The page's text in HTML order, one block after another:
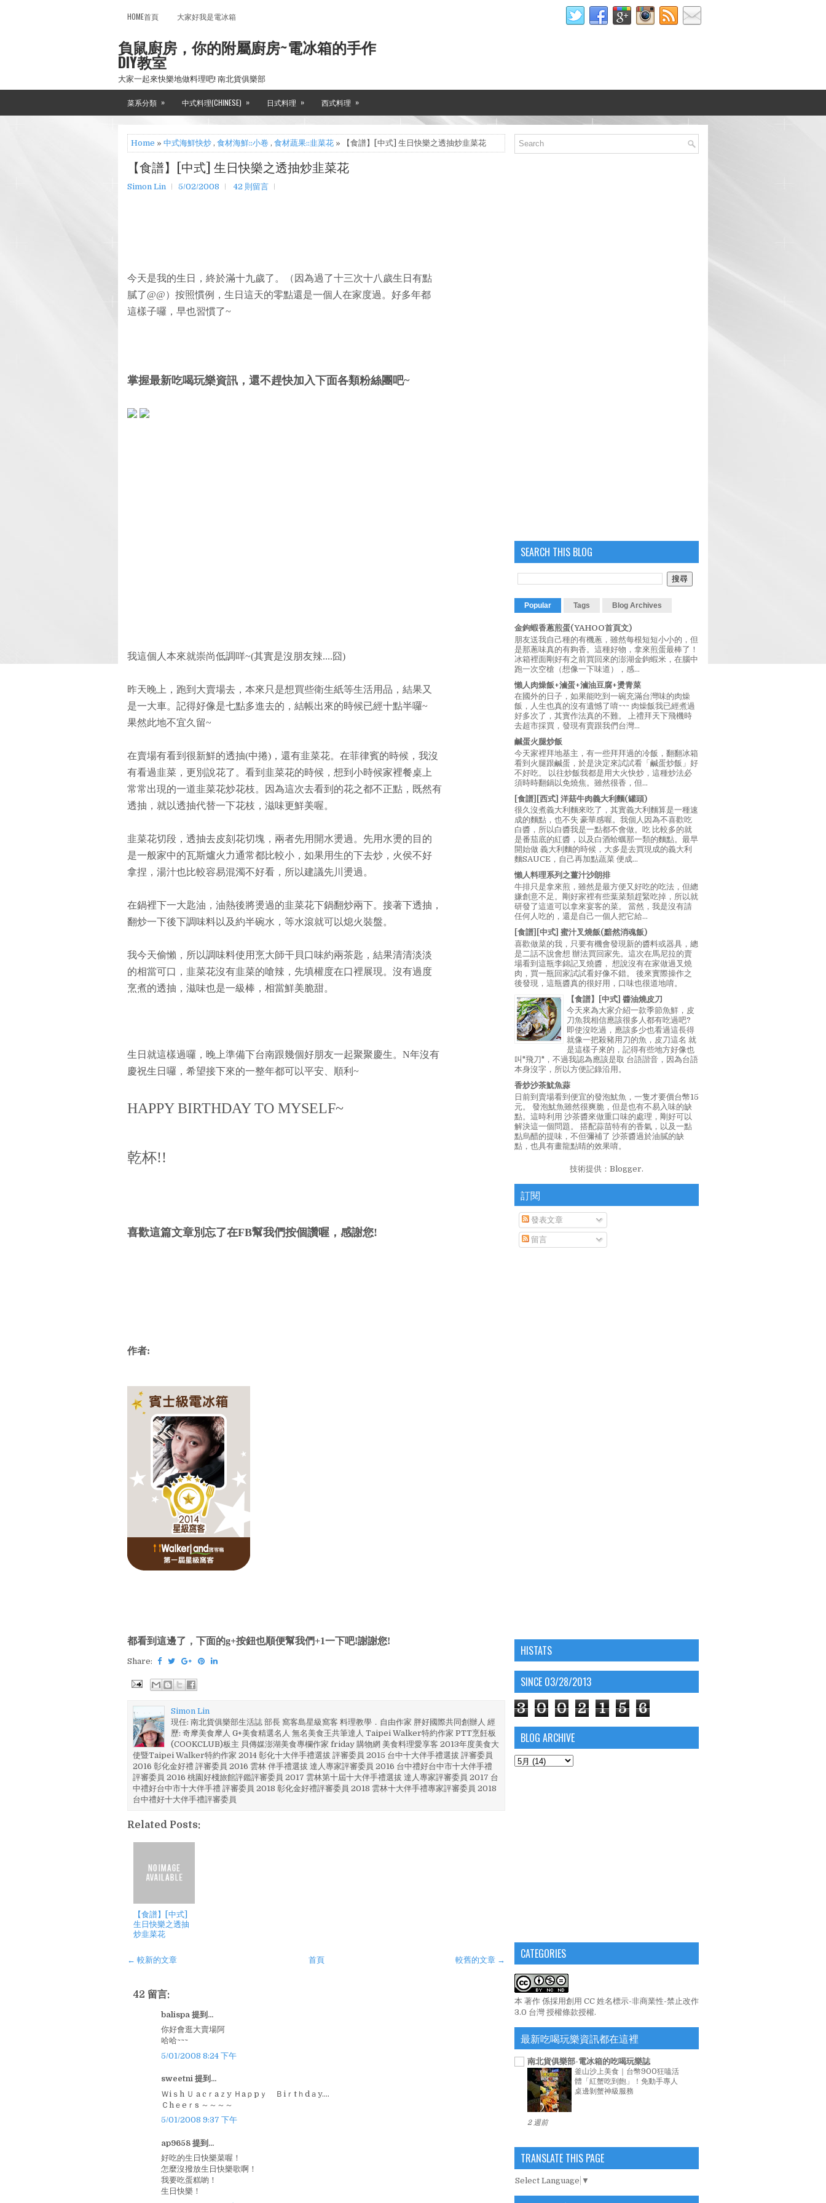
HOME首頁 大家好我是電冰箱
負鼠廚房，你的附屬廚房~電冰箱的手作
DIY教室
大家一起來快樂地做料理吧! 南北貨俱樂部
菜系分類 » 中式料理(CHINESE) » 日式料理 » 西式料理 »
Home » 中式海鮮快炒 , 食材海鮮::小卷 , 食材蔬果::韭菜花 » 【食譜】[中式] 生日快樂之透抽炒韭菜花
【食譜】[中式] 生日快樂之透抽炒韭菜花
Simon Lin 5/02/2008 42 則留言
今天是我的生日，終於滿十九歲了。（因為過了十三次十八歲生日有點
膩了@@）按照慣例，生日這天的零點還是一個人在家度過。好多年都
這樣子囉，早也習慣了~
掌握最新吃喝玩樂資訊，還不趕快加入下面各類粉絲團吧~
我這個人本來就崇尚低調咩~(其實是沒朋友辣....囧)
昨天晚上，跑到大賣場去，本來只是想買些衛生紙等生活用品，結果又
是一大車。記得好像是七點多進去的，結帳出來的時候已經十點半囉~
果然此地不宜久留~
在賣場有看到很新鮮的透抽(中捲)，還有韭菜花。在菲律賓的時候，我沒
有看過韭菜，更別說花了。看到韭菜花的時候，想到小時候家裡餐桌上
常常出現的一道韭菜花炒花枝。因為這次去看到的花之都不正點，既然有
透抽，就以透抽代替一下花枝，滋味更鮮美喔。
韭菜花切段，透抽去皮刻花切塊，兩者先用開水燙過。先用水燙的目的
是一般家中的瓦斯爐火力通常都比較小，如果用生的下去炒，火侯不好
拿捏，湯汁也比較容易混濁不好看，所以建議先川燙過。
在鍋裡下一大匙油，油熱後將燙過的韭菜花下鍋翻炒兩下。接著下透抽，
翻炒一下後下調味料以及約半碗水，等水滾就可以熄火裝盤。
我今天偷懶，所以調味料使用烹大師干貝口味約兩茶匙，結果清清淡淡
的相當可口，韭菜花沒有韭菜的嗆辣，先填權度在口裡展現。沒有過度
烹煮的透抽，滋味也是一級棒，相當鮮美脆甜。
生日就這樣過囉，晚上準備下台南跟幾個好朋友一起聚聚慶生。N年沒有
慶祝生日囉，希望接下來的一整年都可以平安、順利~
HAPPY BIRTHDAY TO MYSELF~
乾杯!!
喜歡這篇文章別忘了在FB幫我們按個讚喔，感謝您!
作者:
都看到這邊了，下面的g+按鈕也順便幫我們+1一下吧!謝謝您!
Share:
Simon Lin
現任: 南北貨俱樂部生活誌 部長 窩客島星級窩客 料理教學．自由作家 胖好國際共同創辦人 經
歷: 奇摩美食摩人 G+美食精選名人 無名美食王共筆達人 Taipei Walker特約作家 PTT烹飪板
(COOKCLUB)板主 貝傳媒澎湖美食專欄作家 friday 購物網 美食料理愛享客 2013年度美食大
使暨Taipei Walker特約作家 2014 彰化十大伴手禮選拔 評審委員 2015 台中十大伴手禮選拔 評審委員
2016 彰化金好禮 評審委員 2016 雲林 伴手禮選拔 達人專家評審委員 2016 台中禮好台中市十大伴手禮
評審委員 2016 桃園好棧旅館評鑑評審委員 2017 雲林第十屆十大伴手禮選拔 達人專家評審委員 2017 台
中禮好台中市十大伴手禮 評審委員 2018 彰化金好禮評審委員 2018 雲林十大伴手禮專家評審委員 2018
台中禮好十大伴手禮評審委員
Related Posts:
【食譜】[中式]
生日快樂之透抽
炒韭菜花
← 較新的文章 較舊的文章 →
首頁
42 留言:
balispa 提到...
你好會逛大賣場阿
哈哈~~~
5/01/2008 8:24 下午
sweetni 提到...
Ｗiｓh Ｕ a cｒaｚy Ｈaｐpｙ Ｂiｒtｈdａy....
Ｃhｅeｒs ～～～～
5/01/2008 9:37 下午
ap9658 提到...
好吃的生日快樂菜喔！
怎麼沒撥放生日快樂歌啊！
我要吃蛋糕喲！
生日快樂！
SEARCH THIS BLOG
Popular Tags Blog Archives
金鉤蝦香蔥煎蛋(YAHOO首頁文)
朋友送我自己種的有機蔥，雖然每根短短小小的，但
是那蔥味真的有夠香。這種好物，拿來煎蛋最棒了！
冰箱裡面剛好有之前買回來的澎湖金鉤蝦米，在腦中
跑一次空槍（想像一下味道），感...
懶人肉燥飯+滷蛋+滷油豆腐+燙青菜
在國外的日子，如果能吃到一碗充滿台灣味的肉燥
飯，人生也真的沒有遺憾了唷~~~ 肉燥飯我已經煮過
好多次了，其實作法真的不難。 上禮拜天下飛機時
去超市採買，發現有賣跟我們台灣...
鹹蛋火腿炒飯
今天家裡拜地基主，有一些拜拜過的冷飯，翻翻冰箱
看到火腿跟鹹蛋，於是決定來試試看「鹹蛋炒飯」好
不好吃。 以往炒飯我都是用大火快炒，這種炒法必
須時時翻鍋以免燒焦。雖然很香，但...
[食譜][西式] 洋菇牛肉義大利麵(罐頭)
很久沒煮義大利麵來吃了，其實義大利麵算是一種速
成的麵點，也不失 豪華感喔。我個人因為不喜歡吃
白醬，所以白醬我是一點都不會做。吃 比較多的就
是番茄底的紅醬，以及白酒蛤蠣那一類的麵點。最早
開始做 義大利麵的時候，大多是去買現成的義大利
麵SAUCE，自己再加點蔬菜 便成...
懶人料理系列之薑汁沙朗排
牛排只是拿來煎，雖然是最方便又好吃的吃法，但總
嫌創意不足。剛好家裡有些葉菜類趕緊吃掉，所以就
研發了這道可以拿來宴客的菜。 當然，我是沒有請
任何人吃的，還是自己一個人把它給...
[食譜][中式] 蜜汁叉燒飯(黯然消魂飯)
喜歡做菜的我，只要有機會發現新的醬料或器具，總
是二話不說會想 辦法買回家先。這次在馬尼拉的賣
場看到這瓶李錦記叉燒醬， 想說沒有在家做過叉燒
肉，買一瓶回家試試看好像不錯。 後來實際操作之
後發現，這瓶醬真的很好用，口味也很道地唷。
【食譜】[中式] 醬油燒皮刀
今天來為大家介紹一款季節魚鮮，皮
刀魚我相信應該很多人都有吃過吧?
即使沒吃過，應該多少也看過這長得
就像一把殺豬用刀的魚，皮刀這名 就
是這樣子來的，記得有些地方好像也
叫"飛刀"，不過我認為應該是取 台語諧音，因為台語
本身沒字，所以方便記錄沿用。
香炒沙茶魷魚蒜
日前到賣場看到便宜的發泡魷魚，一隻才要價台幣15
元。 發泡魷魚雖然很爽脆，但是也有不易入味的缺
點。這時利用 沙茶醬來做重口味的處理，剛好可以
解決這一個問題。 搭配蒜苗特有的香氣，以及一點
點烏醋的提味，不但彌補了 沙茶醬過於油膩的缺
點，也具有畫龍點睛的效果唷。
技術提供： Blogger.
訂閱
發表文章
留言
HISTATS
SINCE 03/28/2013
3 0 0 2 1 5 6
BLOG ARCHIVE
CATEGORIES
本 著作 係採用創用 CC 姓名標示-非商業性-禁止改作
3.0 台灣 授權條款授權.
最新吃喝玩樂資訊都在這裡
南北貨俱樂部-電冰箱的吃喝玩樂誌
釜山沙上美食｜台幣900狂嗑活
體「紅蟹吃到飽」！免動手專人
桌邊剝蟹神級服務
2 週前
TRANSLATE THIS PAGE
Select Language ▼